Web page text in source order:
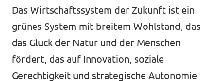
Das Wirtschaftssystem der Zukunft ist ein
grünes System mit breitem Wohlstand, das
das Glück der Natur und der Menschen
fördert, das auf Innovation, soziale
Gerechtigkeit und strategische Autonomie